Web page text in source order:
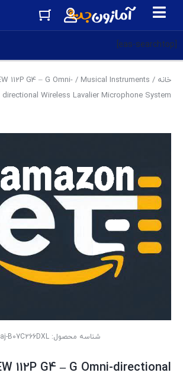
[eas-searchtop]
خانه /
Musical Instruments
112P G4 – G Omni-
directional Wireless Lavalier Microphone System
شناسه محصول: aj-B07C266DXL
112P G4 – G Omni-directional